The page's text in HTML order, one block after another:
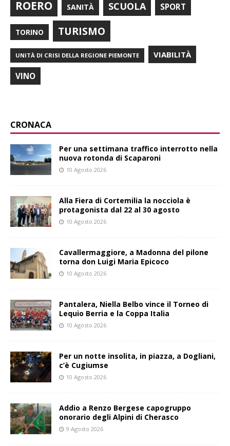
ROERO SANITÀ SCUOLA SPORT
TORINO TURISMO
UNITÀ DI CRISI DELLA REGIONE PIEMONTE VIABILITÀ
VINO
CRONACA
Per una settimana traffico interrotto nella
nuova rotonda di Scaparoni
10 Agosto 2026
Alla Fiera di Cortemilia la nocciola è
protagonista dal 22 al 30 agosto
10 Agosto 2026
Cavallermaggiore, a Madonna del pilone
torna don Luigi Maria Epicoco
10 Agosto 2026
Pantalera, Niella Belbo vince il Torneo di
Lequio Berria e la Coppa Italia
10 Agosto 2026
Per un notte insolita, in piazza, a Dogliani,
c’è Cugiumse
10 Agosto 2026
Addio a Renzo Bergese capogruppo
onorario degli Alpini di Cherasco
9 Agosto 2026